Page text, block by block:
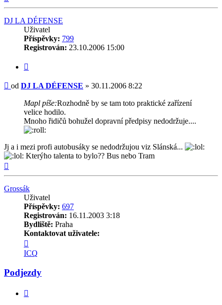
DJ LA DÉFENSE
Uživatel
Příspěvky: 799
Registrován: 23.10.2006 15:00
Příspěvek
od DJ LA DÉFENSE » 30.11.2006 8:22
Mapl píše:Rozhodně by se tam toto praktické zařízení
velice hodilo.
Mnoho řidičů bohužel dopravní předpisy nedodržuje....
Jj a i mezi profi autobusáky se nedodržujou viz Slánská...
Kterýho talenta to bylo?? Bus nebo Tram
Grossák
Uživatel
Příspěvky: 697
Registrován: 16.11.2003 3:18
Bydliště: Praha
Kontaktovat uživatele:
uživatele
Grossák
ICQ
Podjezdy